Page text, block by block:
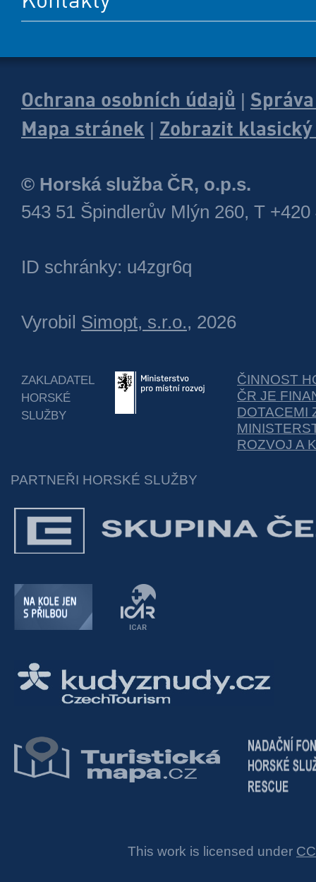
Ochrana osobních údajů
Mapa stránek
Zobrazit
© Horská služba ČR, o.p.s.
543 51 Špindlerův Mlýn 260, T +420
ID schránky: u4zgr6q
Vyrobil Simopt, s.r.o., 2026
ZAKLADATEL
HORSKÉ
SLUŽBY
ČINNOST
ČR JE
DOTACEMI
ROZVOJ A
PARTNEŘI HORSKÉ SLUŽBY
This work is licensed under